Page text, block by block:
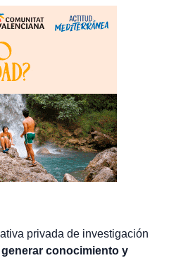
privada de investigación
generar conocimiento y